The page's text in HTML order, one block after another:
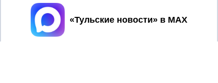
Принять